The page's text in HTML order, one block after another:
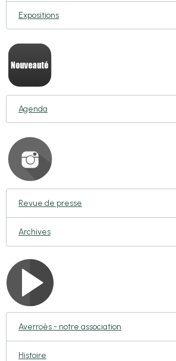
Expositions
Agenda
Revue de presse
Archives
Averroès - notre association
Histoire